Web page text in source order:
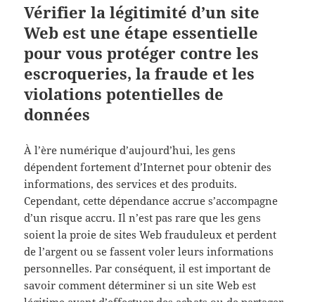
Vérifier la légitimité d’un site
Web est une étape essentielle
pour vous protéger contre les
escroqueries, la fraude et les
violations potentielles de
données
À l’ère numérique d’aujourd’hui, les gens
dépendent fortement d’Internet pour obtenir des
informations, des services et des produits.
Cependant, cette dépendance accrue s’accompagne
d’un risque accru. Il n’est pas rare que les gens
soient la proie de sites Web frauduleux et perdent
de l’argent ou se fassent voler leurs informations
personnelles. Par conséquent, il est important de
savoir comment déterminer si un site Web est